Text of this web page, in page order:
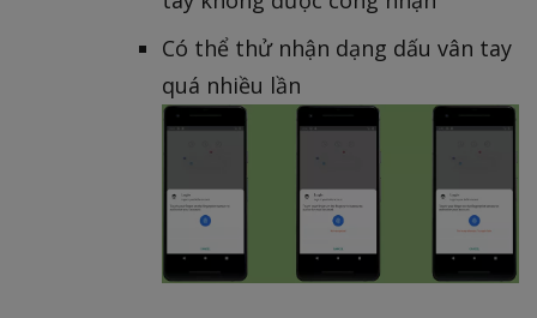
Có thể thử nhận dạng dấu vân tay
quá nhiều lần